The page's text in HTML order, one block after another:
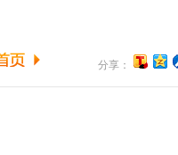
分享：